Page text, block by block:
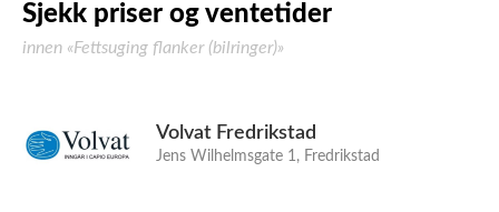
Sjekk priser og ventetider
innen «Fettsuging flanker (bilringer)»
Volvat Fredrikstad
Jens Wilhelmsgate 1, Fredrikstad